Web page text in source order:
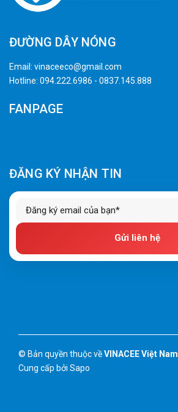
ĐƯỜNG DÂY NÓNG
Email: vinaceeco@gmail.com
Hotline: 094.222.6986 - 0837.145.888
FANPAGE
ĐĂNG KÝ NHẬN TIN
Gửi liên hệ
© Bản quyền thuộc vềVINACEE Việt Nam
Cung cấp bởi Sapo